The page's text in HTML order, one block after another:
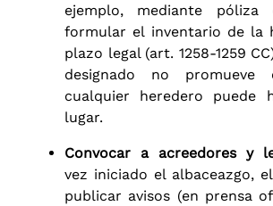
ejemplo, mediante
formular el inventario de la
plazo legal (art. 1258-1259
designado no promueve
cualquier heredero puede
lugar.
Convocar a acreedores y
vez iniciado el albaceazgo,
publicar avisos (en prensa